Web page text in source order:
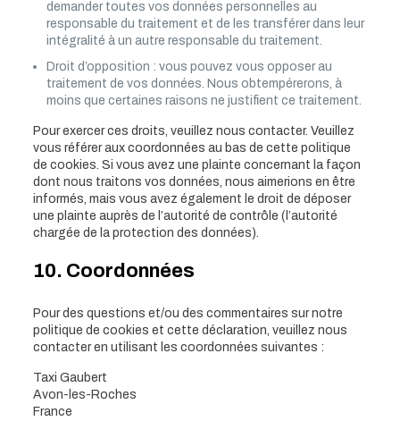
demander toutes vos données personnelles au
responsable du traitement et de les transférer dans leur
intégralité à un autre responsable du traitement.
Droit d’opposition : vous pouvez vous opposer au
traitement de vos données. Nous obtempérerons, à
moins que certaines raisons ne justifient ce traitement.
Pour exercer ces droits, veuillez nous contacter. Veuillez
vous référer aux coordonnées au bas de cette politique
de cookies. Si vous avez une plainte concernant la façon
dont nous traitons vos données, nous aimerions en être
informés, mais vous avez également le droit de déposer
une plainte auprès de l’autorité de contrôle (l’autorité
chargée de la protection des données).
10. Coordonnées
Pour des questions et/ou des commentaires sur notre
politique de cookies et cette déclaration, veuillez nous
contacter en utilisant les coordonnées suivantes :
Taxi Gaubert
Avon-les-Roches
France